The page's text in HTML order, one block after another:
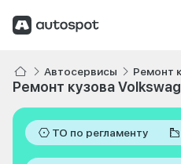
Автосервисы Ремонт
Ремонт кузова
ТО по регламенту